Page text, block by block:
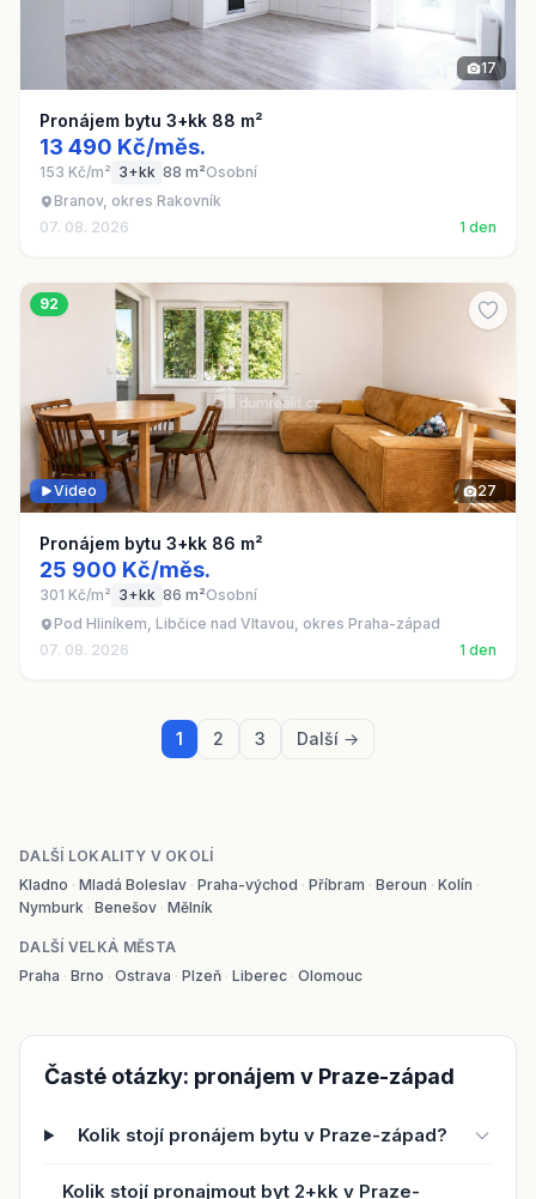
17
Pronájem bytu 3+kk 88 m²
13 490 Kč/měs.
153 Kč/m² 3+kk 88 m²Osobní
Branov, okres Rakovník
07. 08. 2026
1 den
92
27
Video
Pronájem bytu 3+kk 86 m²
25 900 Kč/měs.
301 Kč/m² 3+kk 86 m²Osobní
Pod Hliníkem, Libčice nad Vltavou, okres Praha-západ
07. 08. 2026
1 den
1 2 3 Další →
DALŠÍ LOKALITY V OKOLÍ
Kladno · Mladá Boleslav · Praha-východ · Příbram · Beroun · Kolín ·
Nymburk · Benešov · Mělník
DALŠÍ VELKÁ MĚSTA
Praha · Brno · Ostrava · Plzeň · Liberec · Olomouc
Časté otázky: pronájem v Praze-západ
Kolik stojí pronájem bytu v Praze-západ?
Kolik stojí pronajmout byt 2+kk v Praze-